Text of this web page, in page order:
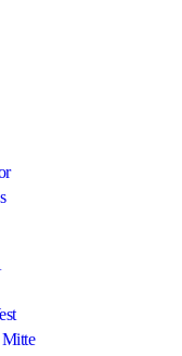
Mitte